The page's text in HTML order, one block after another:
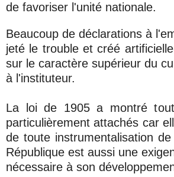
de favoriser l'unité nationale.
Beaucoup de déclarations à
jeté le trouble et créé
sur le caractère supérieur du
à l'instituteur.
La loi de 1905 a montré
particulièrement attachés car
de toute instrumentalisation
République est aussi une
nécessaire à son